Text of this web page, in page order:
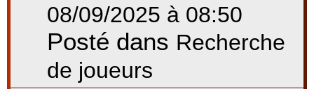
08/09/2025 à 08:50
Posté dans Recherche
de joueurs